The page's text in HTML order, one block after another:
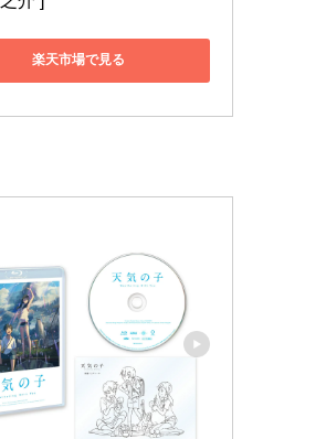
楽天市場で見る